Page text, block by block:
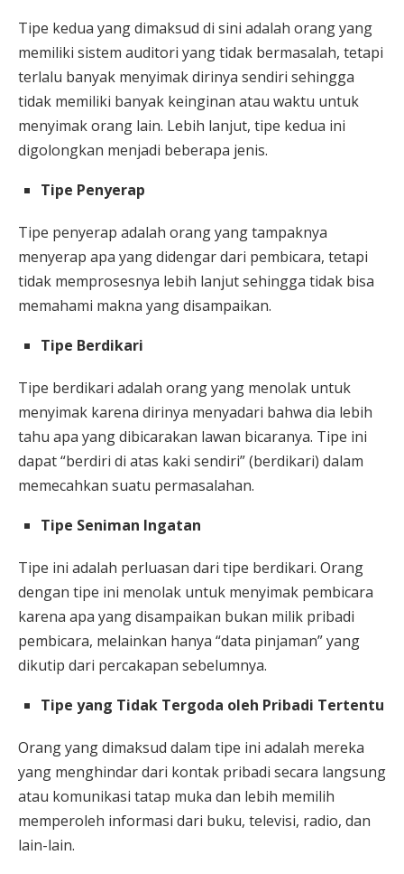
Tipe kedua yang dimaksud di sini adalah orang yang
memiliki sistem auditori yang tidak bermasalah, tetapi
terlalu banyak menyimak dirinya sendiri sehingga
tidak memiliki banyak keinginan atau waktu untuk
menyimak orang lain. Lebih lanjut, tipe kedua ini
digolongkan menjadi beberapa jenis.
Tipe Penyerap
Tipe penyerap adalah orang yang tampaknya
menyerap apa yang didengar dari pembicara, tetapi
tidak memprosesnya lebih lanjut sehingga tidak bisa
memahami makna yang disampaikan.
Tipe Berdikari
Tipe berdikari adalah orang yang menolak untuk
menyimak karena dirinya menyadari bahwa dia lebih
tahu apa yang dibicarakan lawan bicaranya. Tipe ini
dapat “berdiri di atas kaki sendiri” (berdikari) dalam
memecahkan suatu permasalahan.
Tipe Seniman Ingatan
Tipe ini adalah perluasan dari tipe berdikari. Orang
dengan tipe ini menolak untuk menyimak pembicara
karena apa yang disampaikan bukan milik pribadi
pembicara, melainkan hanya “data pinjaman” yang
dikutip dari percakapan sebelumnya.
Tipe yang Tidak Tergoda oleh Pribadi Tertentu
Orang yang dimaksud dalam tipe ini adalah mereka
yang menghindar dari kontak pribadi secara langsung
atau komunikasi tatap muka dan lebih memilih
memperoleh informasi dari buku, televisi, radio, dan
lain-lain.